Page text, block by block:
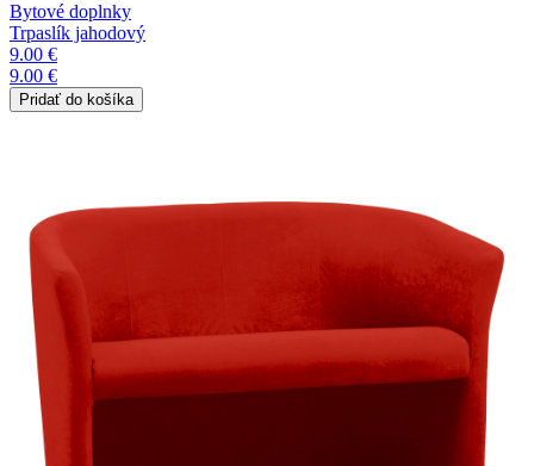
Bytové doplnky
Trpaslík jahodový
9.00 €
9.00 €